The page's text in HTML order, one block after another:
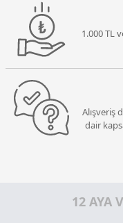
1.000 TL
Alışveriş
dair
12 AYA